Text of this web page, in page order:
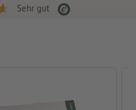
Sehr gut